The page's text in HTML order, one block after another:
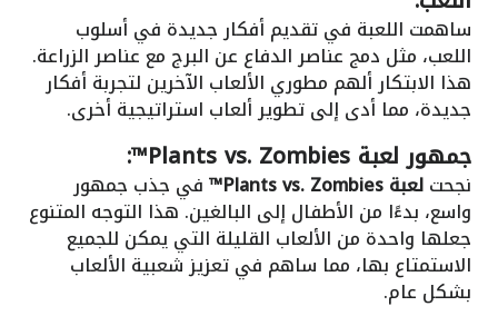
ساهمت اللعبة في تقديم أفكار جديدة في أسلوب
اللعب، مثل دمج عناصر الدفاع عن البرج مع عناصر الزراعة.
هذا الابتكار ألهم مطوري الألعاب الآخرين لتجربة أفكار
جديدة، مما أدى إلى تطوير ألعاب استراتيجية أخرى.
جمهور لعبة Plants vs. Zombies™:
نجحتلعبة Plants vs. Zombies™ في جذب جمهور
واسع، بدءًا من الأطفال إلى البالغين. هذا التوجه المتنوع
جعلها واحدة من الألعاب القليلة التي يمكن للجميع
الاستمتاع بها، مما ساهم في تعزيز شعبية الألعاب
بشكل عام.